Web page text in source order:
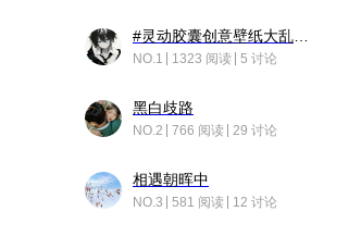
NO.1 1323 阅读 5 讨论
黑白歧路
NO.2 766 阅读 29 讨论
相遇朝晖中
NO.3 581 阅读 12 讨论